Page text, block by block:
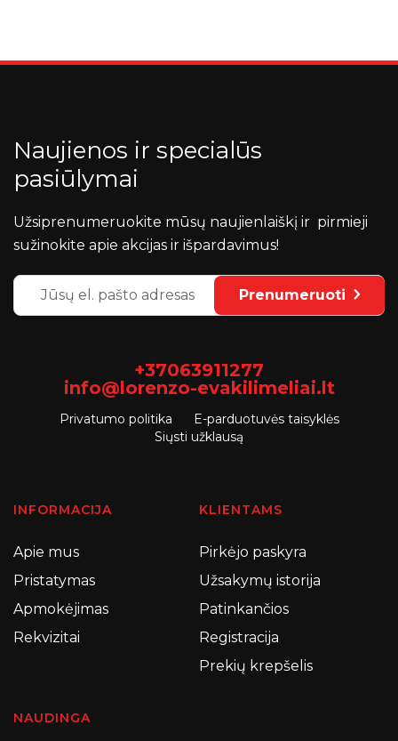
Naujienos ir specialūs
pasiūlymai
Užsiprenumeruokite mūsų naujienlaiškį ir pirmieji
sužinokite apie akcijas ir išpardavimus!
Prenumeruoti
+37063911277
info@lorenzo-evakilimeliai.lt
Privatumo politika
E-parduotuvės taisyklės
Siųsti užklausą
INFORMACIJA
Apie mus
Pristatymas
Apmokėjimas
Rekvizitai
KLIENTAMS
Pirkėjo paskyra
Užsakymų istorija
Patinkančios
Registracija
Prekių krepšelis
NAUDINGA